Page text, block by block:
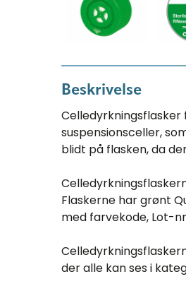
Beskrivelse
suspensionsceller,
blidt på flasken, da
Flaskerne har grønt
med farvekode, Lot-
der alle kan ses i